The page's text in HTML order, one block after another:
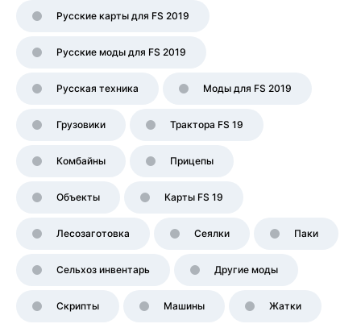
Русские карты для FS 2019
Русские моды для FS 2019
Русская техника Моды для FS 2019
Грузовики Трактора FS 19
Комбайны Прицепы
Объекты Карты FS 19
Лесозаготовка Сеялки Паки
Сельхоз инвентарь Другие моды
Скрипты Машины Жатки